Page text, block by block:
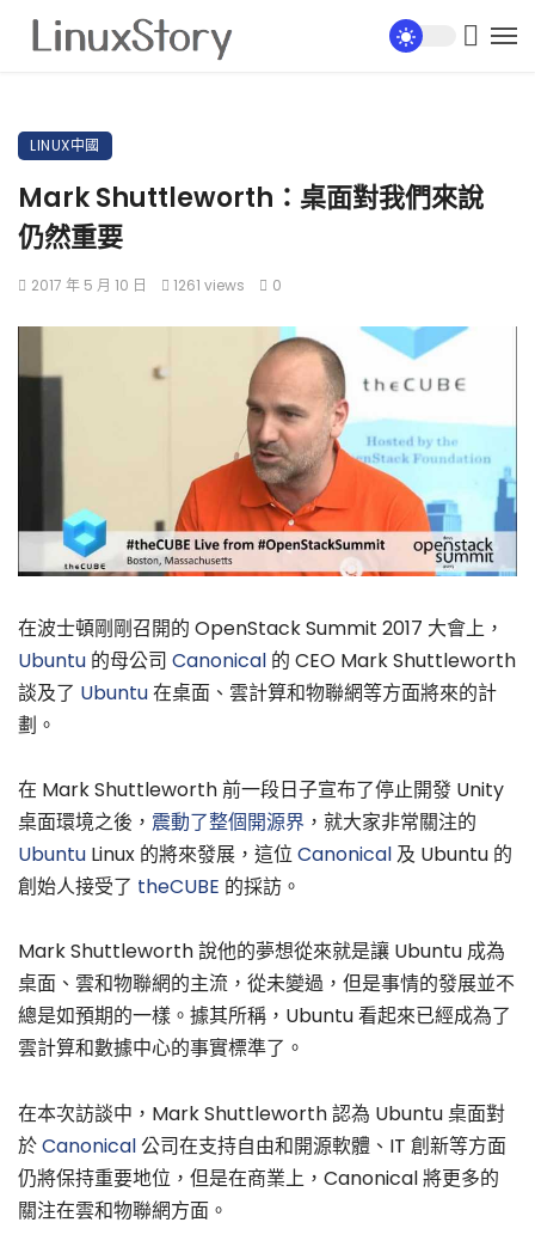
LINUX中國
Mark Shuttleworth：桌面對我們來說
仍然重要
2017 年 5 月 10 日 1261 views 0
在波士頓剛剛召開的 OpenStack Summit 2017 大會上，
Ubuntu 的母公司 Canonical 的 CEO Mark Shuttleworth
談及了 Ubuntu在桌面、雲計算和物聯網等方面將來的計
劃。
在 Mark Shuttleworth 前一段日子宣布了停止開發 Unity
桌面環境之後， 震動了整個開源界 ，就大家非常關注的
Ubuntu Linux 的將來發展，這位Canonical及 Ubuntu 的
創始人接受了 theCUBE 的採訪。
Mark Shuttleworth 說他的夢想從來就是讓 Ubuntu 成為
桌面、雲和物聯網的主流，從未變過，但是事情的發展並不
總是如預期的一樣。據其所稱，Ubuntu 看起來已經成為了
雲計算和數據中心的事實標準了。
在本次訪談中，Mark Shuttleworth 認為 Ubuntu 桌面對
於Canonical公司在支持自由和開源軟體、IT 創新等方面
仍將保持重要地位，但是在商業上，Canonical 將更多的
關注在雲和物聯網方面。